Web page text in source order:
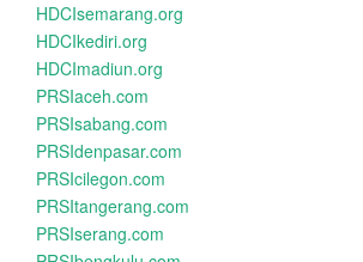
HDCIsemarang.org
HDCIkediri.org
HDCImadiun.org
PRSIaceh.com
PRSIsabang.com
PRSIdenpasar.com
PRSIcilegon.com
PRSItangerang.com
PRSIserang.com